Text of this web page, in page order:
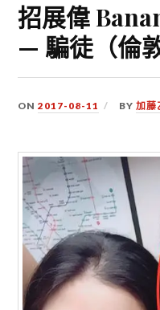
招展偉
— 騙徒（倫
ON2017-08-11 BY加藤